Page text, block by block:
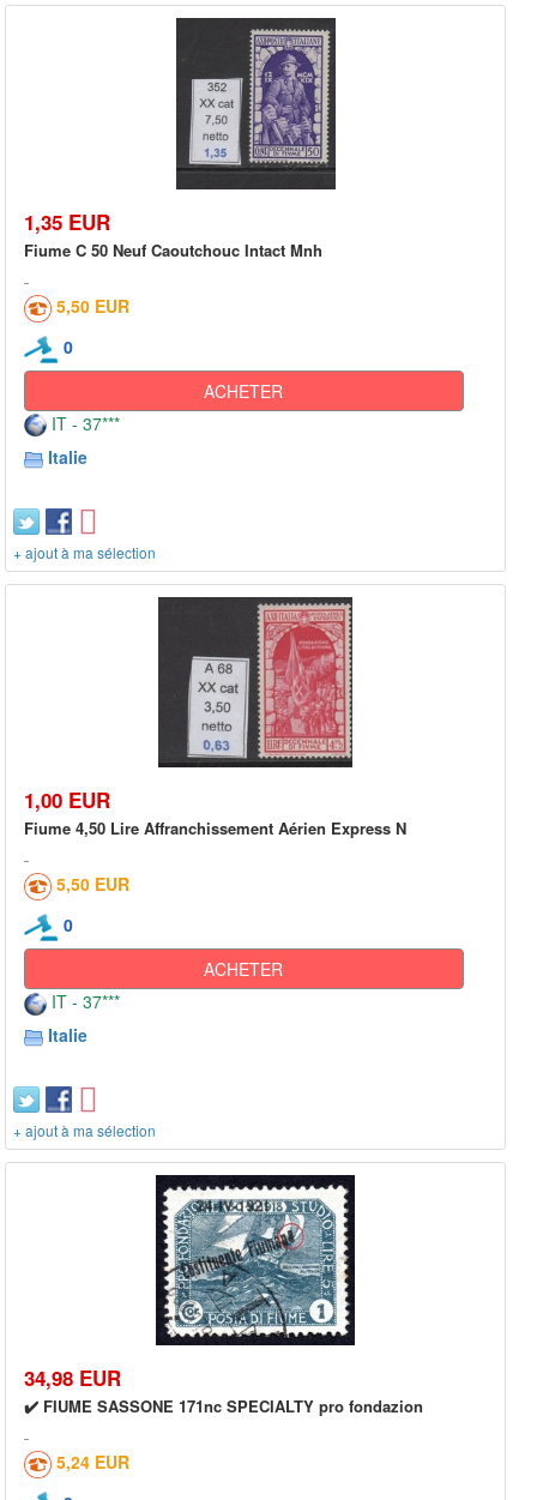
1,35 EUR
Fiume C 50 Neuf Caoutchouc Intact Mnh
5,50 EUR
0
ACHETER
IT - 37***
Italie
+ ajout à ma sélection
1,00 EUR
Fiume 4,50 Lire Affranchissement Aérien Express N
5,50 EUR
0
ACHETER
IT - 37***
Italie
+ ajout à ma sélection
34,98 EUR
✔️ FIUME SASSONE 171nc SPECIALTY pro fondazion
5,24 EUR